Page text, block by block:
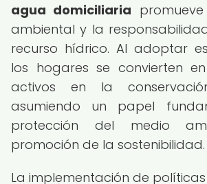
agua domiciliaria
ambiental y la
recurso hídrico. Al adoptar
los hogares se convierten
activos en la
asumiendo un papel
protección del medio
promoción de la sostenibilidad.
La implementación de